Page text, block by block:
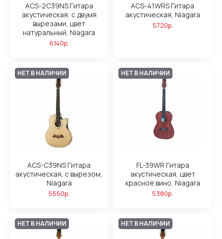
ACS-2C39NS Гитара
акустическая, с двумя
вырезами, цвет
натуральный, Niagara
6140р.
ACS-41WRS Гитара
акустическая, Niagara
5720р.
НЕТ В НАЛИЧИИ
ACS-C39NS Гитара
акустическая, с вырезом,
Niagara
5550р.
НЕТ В НАЛИЧИИ
FL-39WR Гитара
акустическая, цвет
красное вино, Niagara
5380р.
НЕТ В НАЛИЧИИ НЕТ В НАЛИЧИИ